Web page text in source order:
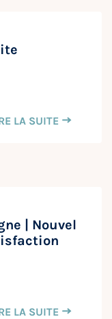
LA SUITE
| Nouvel
LA SUITE